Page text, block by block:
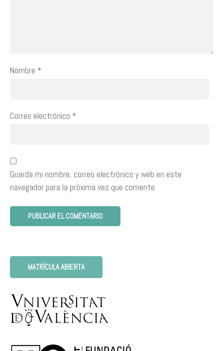
Nombre *
Correo electrónico *
Guarda mi nombre, correo electrónico y web en este
navegador para la próxima vez que comente.
MATRÍCULA ABIERTA